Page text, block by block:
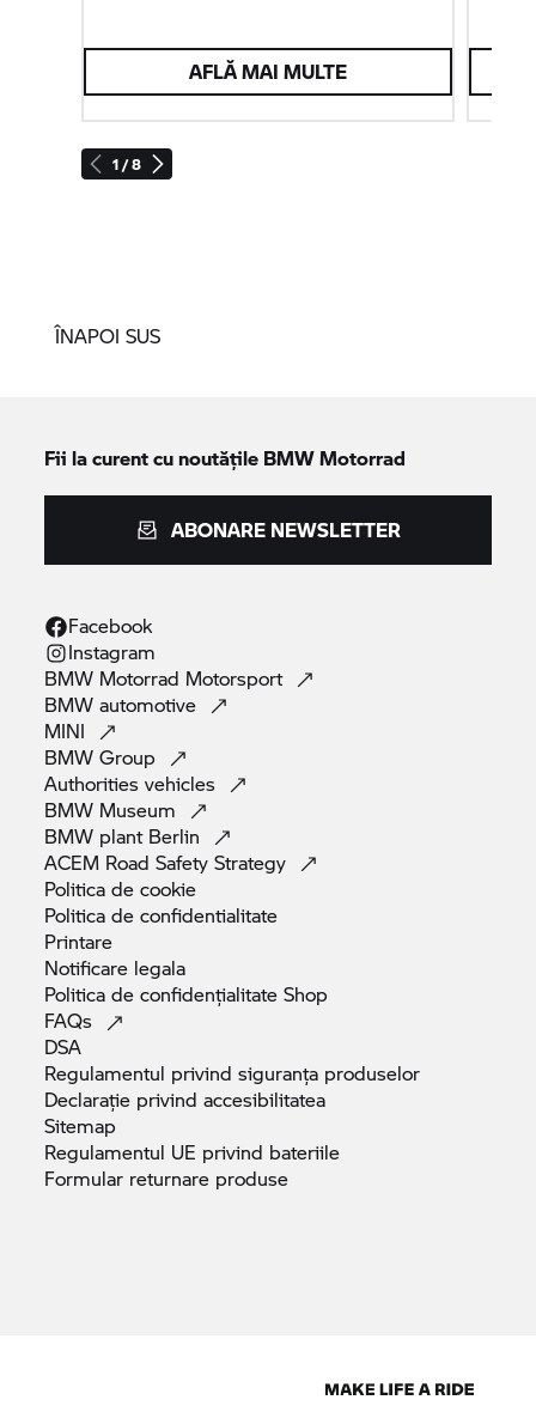
1 / 8
AFLĂ MAI MULTE
ÎNAPOI SUS
Fii la curent cu noutățile BMW Motorrad
ABONARE NEWSLETTER
Facebook
Instagram
BMW Motorrad Motorsport
BMWautomotive
MINI
BMWGroup
Authoritiesvehicles
BMW Museum
BMW plant Berlin
ACEM Road SafetyStrategy
Politica decookie
Politica deconfidentialitate
Printare
Notificare legala
Politica de confidențialitateShop
FAQs
DSA
Regulamentul privind siguranța produselor
Declarație privindaccesibilitatea
Sitemap
Regulamentul UE privind bateriile
Formular returnare produse